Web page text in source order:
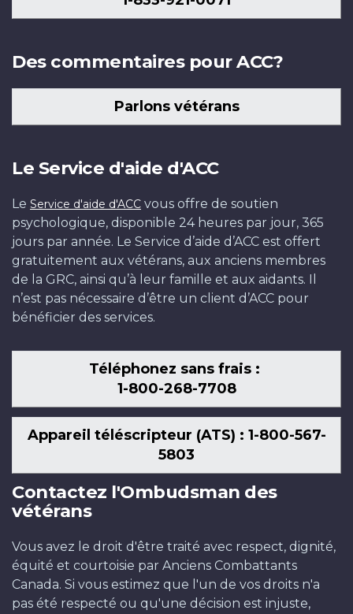
Des commentaires pour ACC?
Parlons vétérans
Le Service d'aide d'ACC
Le Service d'aide d'ACC vous offre de soutien
psychologique, disponible 24 heures par jour, 365
jours par année. Le Service d’aide d’ACC est offert
gratuitement aux vétérans, aux anciens membres
de la GRC, ainsi qu’à leur famille et aux aidants. Il
n’est pas nécessaire d’être un client d’ACC pour
bénéficier des services.
Téléphonez sans frais :
1-800-268-7708
Appareil téléscripteur (ATS) : 1-800-567-
5803
Contactez l'Ombudsman des
vétérans
Vous avez le droit d'être traité avec respect, dignité,
équité et courtoisie par Anciens Combattants
Canada. Si vous estimez que l'un de vos droits n'a
pas été respecté ou qu'une décision est injuste,